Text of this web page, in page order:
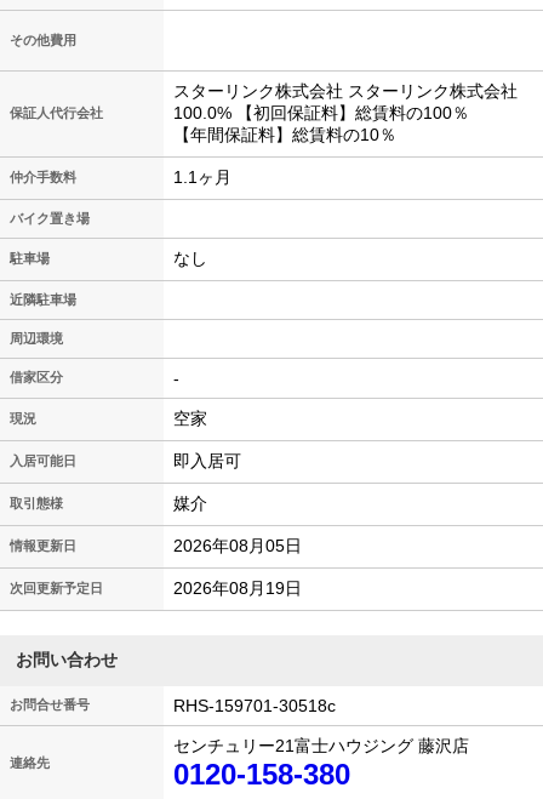
その他費用
保証人代行会社
スターリンク株式会社 スターリンク株式会社
100.0% 【初回保証料】総賃料の100％
【年間保証料】総賃料の10％
仲介手数料 1.1ヶ月
バイク置き場
駐車場 なし
近隣駐車場
周辺環境
借家区分 -
現況 空家
入居可能日 即入居可
取引態様 媒介
情報更新日 2026年08月05日
次回更新予定日 2026年08月19日
お問い合わせ
お問合せ番号 RHS-159701-30518c
連絡先
センチュリー21富士ハウジング 藤沢店
0120-158-380